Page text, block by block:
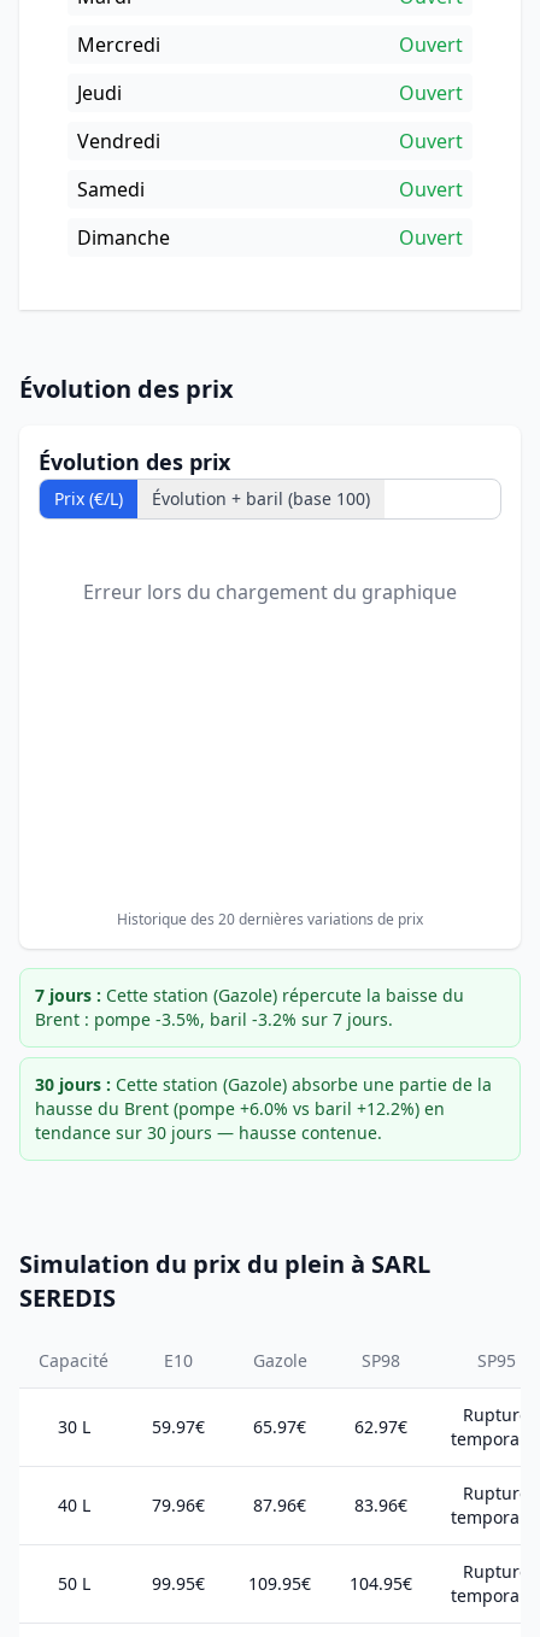
Mercredi
Ouvert
Jeudi
Ouvert
Vendredi
Ouvert
Samedi
Ouvert
Dimanche
Ouvert
Évolution des prix
Évolution des prix
Prix (€/L) Évolution + baril (base 100)
Erreur lors du chargement du graphique
Historique des 20 dernières variations de prix
7 jours : Cette station (Gazole) répercute la baisse du
Brent : pompe -3.5%, baril -3.2% sur 7 jours.
30 jours : Cette station (Gazole) absorbe une partie de la
hausse du Brent (pompe +6.0% vs baril +12.2%) en
tendance sur 30 jours — hausse contenue.
Simulation du prix du plein à SARL
SEREDIS
Capacité E10 Gazole SP98 SP95
30 L 59.97€ 65.97€ 62.97€
Rupture
temporaire
40 L 79.96€ 87.96€ 83.96€
Rupture
temporaire
50 L 99.95€ 109.95€ 104.95€
Rupture
temporaire